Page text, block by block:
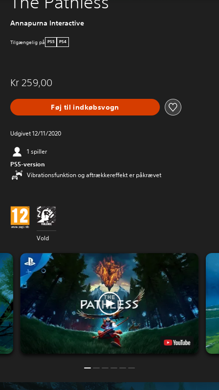
Annapurna Interactive
Tilgængelig på PS5 PS4
Kr 259,00
Føj til indkøbsvogn
Udgivet 12/11/2020
1 spiller
PS5-version
Vibrationsfunktion og aftrækkereffekt er påkrævet
Vold